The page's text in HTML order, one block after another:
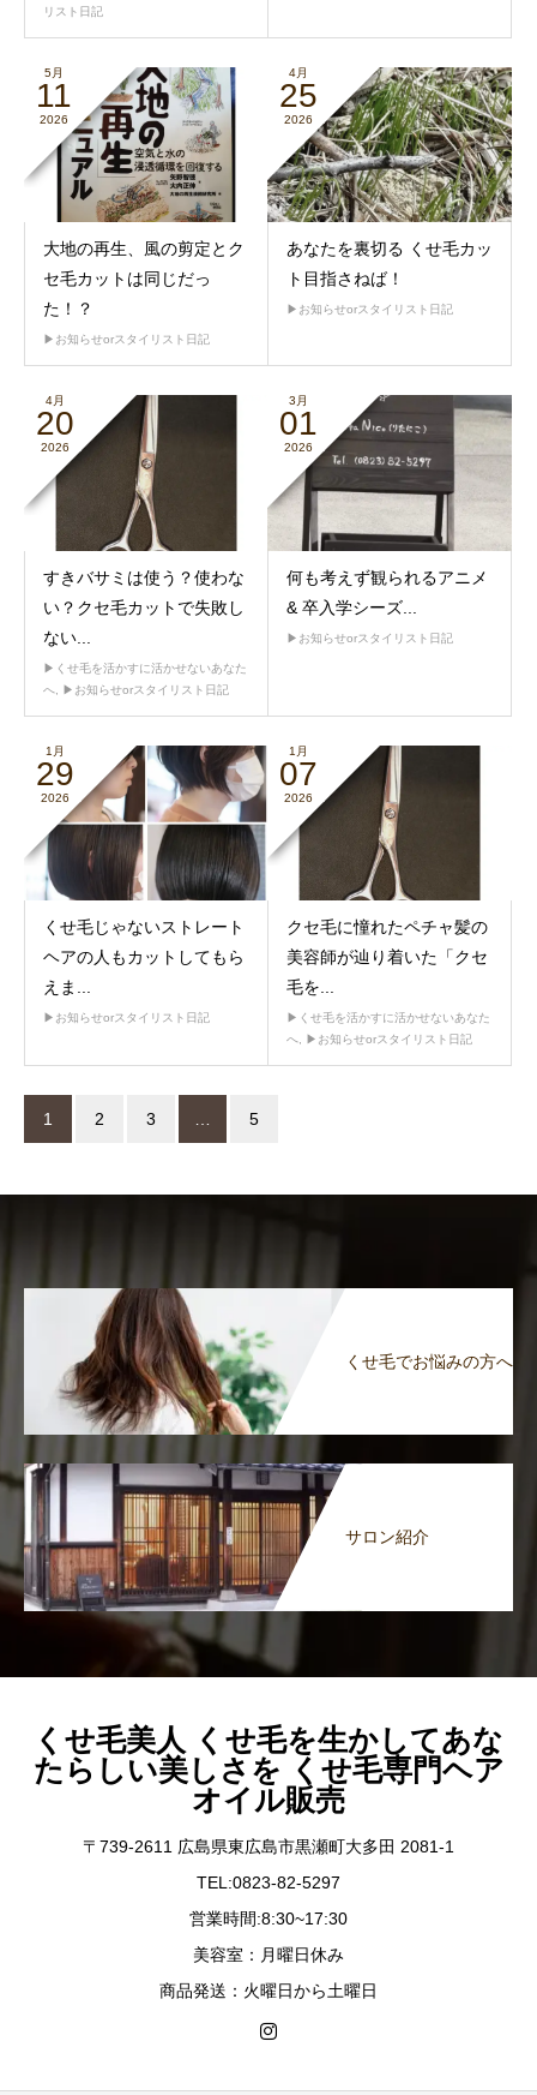
リスト日記
5月
11
2026
大地の再生、風の剪定とク
セ毛カットは同じだっ
た！？
▶︎お知らせorスタイリスト日記
4月
25
2026
あなたを裏切る くせ毛カッ
ト目指さねば！
▶︎お知らせorスタイリスト日記
4月
20
2026
すきバサミは使う？使わな
い？クセ毛カットで失敗し
ない...
▶︎くせ毛を活かすに活かせないあなた
へ
▶︎お知らせorスタイリスト日記
3月
01
2026
何も考えず観られるアニメ
& 卒入学シーズ...
▶︎お知らせorスタイリスト日記
1月
29
2026
くせ毛じゃないストレート
ヘアの人もカットしてもら
えま...
▶︎お知らせorスタイリスト日記
1月
07
2026
クセ毛に憧れたペチャ髪の
美容師が辿り着いた「クセ
毛を...
▶︎くせ毛を活かすに活かせないあなた
へ
▶︎お知らせorスタイリスト日記
1 2 3 5
くせ毛でお悩みの方へ
サロン紹介
くせ毛美人 くせ毛を生かしてあな
たらしい美しさを くせ毛専門ヘア
オイル販売
〒739-2611 広島県東広島市黒瀬町大多田 2081-1
TEL:0823-82-5297
営業時間:8:30~17:30
美容室：月曜日休み
商品発送：火曜日から土曜日